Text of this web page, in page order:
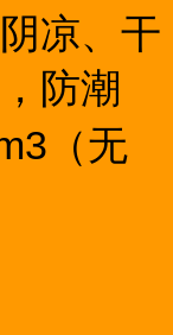
凉、干
防潮
（无